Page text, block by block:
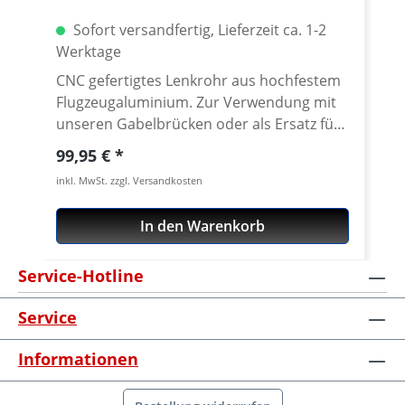
Sofort versandfertig, Lieferzeit ca. 1-2
Werktage
CNC gefertigtes Lenkrohr aus hochfestem
Flugzeugaluminium. Zur Verwendung mit
unseren Gabelbrücken oder als Ersatz für
das original Lenkrohr. Lieferung mit
Material/TÜV Gutachten. Passend für: ·
Yamaha XT-660Z Tenere · Yamaha XT-
660ZA ABS Tenere Material: Aluminium
7075 Oberfläche farblos eloxiert.
Regulärer Preis:
99,95 €
inkl. MwSt. zzgl. Versandkosten
In den Warenkorb
Service-Hotline
Service
Informationen